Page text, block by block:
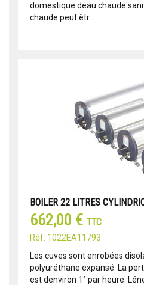
domestique deau chaude
chaude peut êtr...
BOILER 22 LITRES
662,00 € TTC
Réf: 1022EA11793
Les cuves sont enrobées
polyuréthane expansé. La
est denviron 1° par heure.